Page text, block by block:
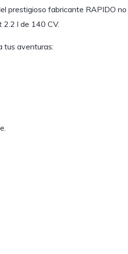
prestigioso fabricante RAPIDO
l de 140 CV.
tus aventuras: